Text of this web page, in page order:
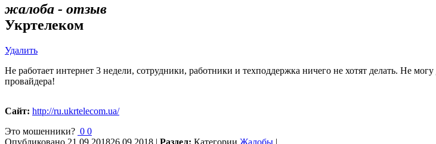
жалоба - отзыв
Укртелеком
Удалить
Не работает интернет 3 недели, сотрудники, работники и техподдержка ничего не хотят делать. Не
провайдера!
Сайт: http://ru.ukrtelecom.ua/
Это мошенники? 0 0
Опубликовано 21.09.201826.09.2018 | Раздел: Категории Жалобы |